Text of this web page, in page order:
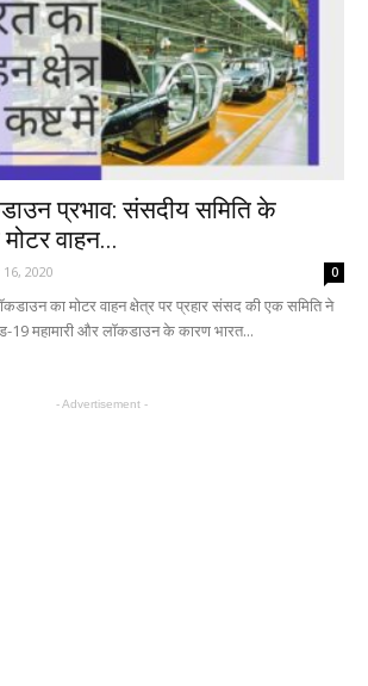
प्रभाव: संसदीय समिति के
वाहन...
2020 0
का मोटर वाहन क्षेत्र पर प्रहार संसद की एक समिति ने
19 महामारी और लॉकडाउन के कारण भारत...
- Advertisement -